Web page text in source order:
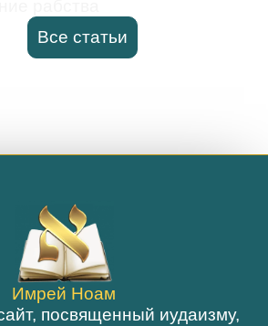
Все статьи
Имрей Ноам
посвященный иудаизму,